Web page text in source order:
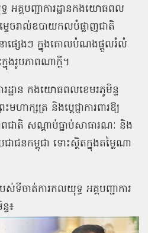
អគ្គបញ្ជាការដ្ឋានកងយោធពល
ម្ទេចរាល់ឧបាយកលបំផ្លាញជាតិ
នាផ្សេងៗ ក្នុងគោលបំណងផ្ដួលរំលំ
នុងរូបភាពណាក្ដី។
រដ្ឋាន កងយោធពលខេមរភូមិន្ទ
មហាក្សត្រ និងប្ដេជ្ញាការពារឱ្យ
ពជាតិ សណ្ដាប់ធ្នាប់សាធារណៈ និង
ាជនកម្ពុជា ទោះស្ថិតក្នុងតម្លៃណា
ស់ទីចាត់ការកលយុទ្ធ អគ្គបញ្ជាការ
៖